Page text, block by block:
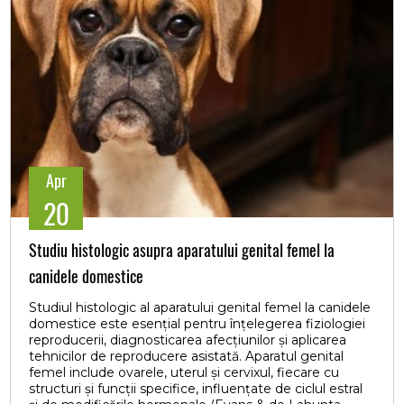
rata zonele afectate. Biopsia pancreatică este invazivă
și se face rar exclusiv în scop diagnostic, dar poate fi
sigură în condiții adecvate și este utilă mai ales când se
corelează cu datele clinice și biopsii concomitente
(ficat/intestin), în special la pisici.
Apr
20
Studiu histologic asupra aparatului genital femel la
canidele domestice
Studiul histologic al aparatului genital femel la canidele
domestice este esențial pentru înțelegerea fiziologiei
reproducerii, diagnosticarea afecțiunilor și aplicarea
tehnicilor de reproducere asistată. Aparatul genital
femel include ovarele, uterul și cervixul, fiecare cu
structuri și funcții specifice, influențate de ciclul estral